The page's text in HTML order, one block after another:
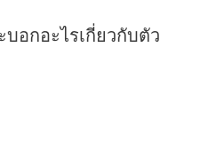
บอกอะไรเกี่ยวกับตัว